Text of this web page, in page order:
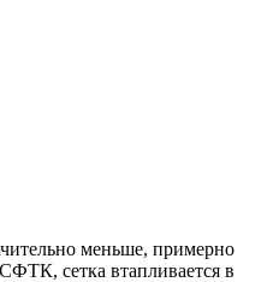
меньше, примерно
сетка втапливается в